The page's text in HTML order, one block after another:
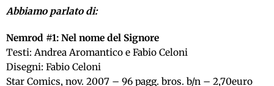
Abbiamo parlato di:
Nemrod #1: Nel nome del Signore
Testi: Andrea Aromantico e Fabio Celoni
Disegni: Fabio Celoni
Star Comics, nov. 2007 – 96 pagg. bros. b/n – 2,70euro